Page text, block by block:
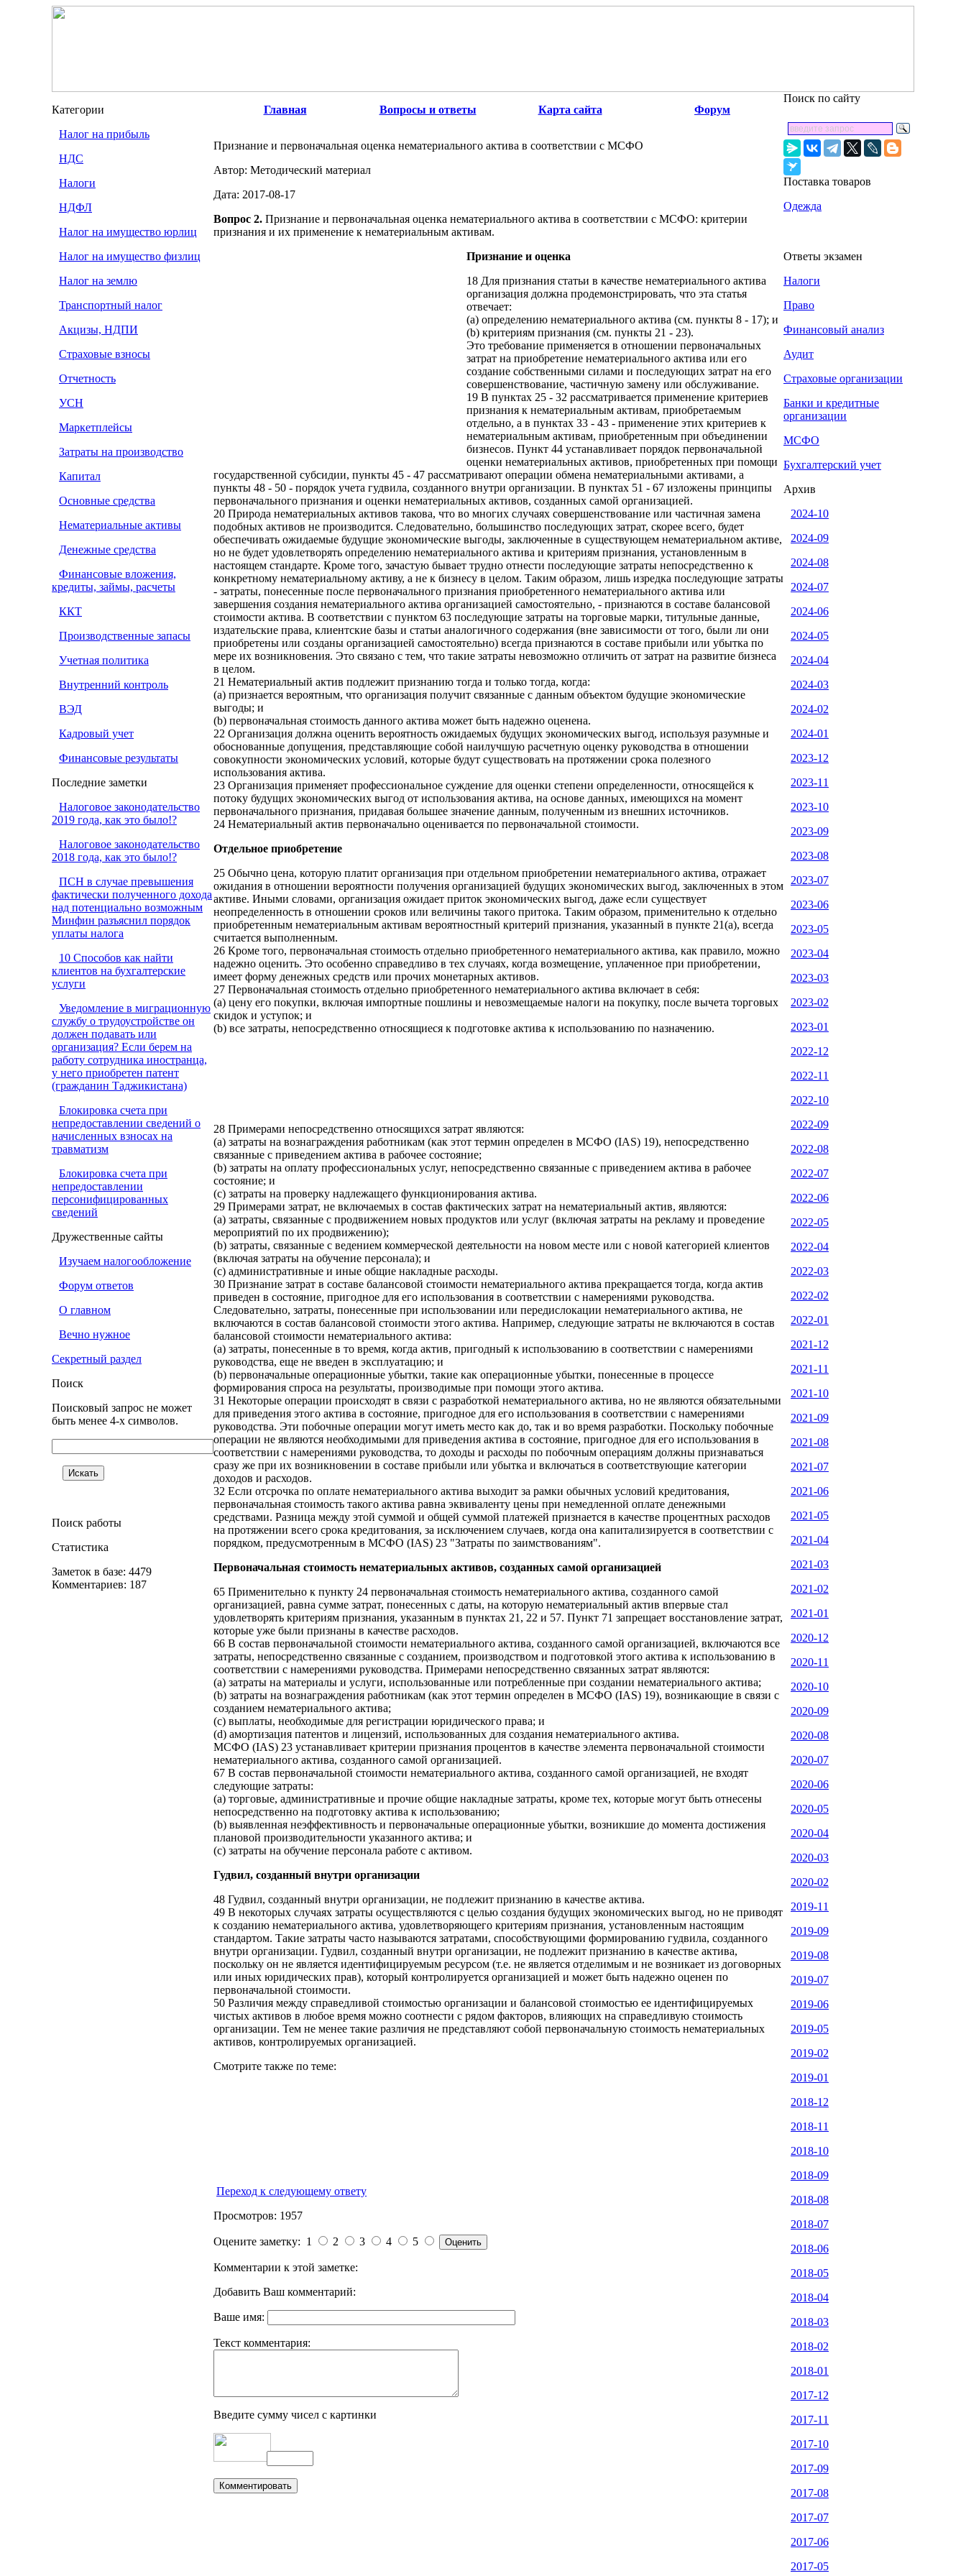
Категории
Налог на прибыль
НДС
Налоги
НДФЛ
Налог на имущество юрлиц
Налог на имущество физлиц
Налог на землю
Транспортный налог
Акцизы, НДПИ
Страховые взносы
Отчетность
УСН
Маркетплейсы
Затраты на производство
Капитал
Основные средства
Нематериальные активы
Денежные средства
Финансовые вложения,
кредиты, займы, расчеты
ККТ
Производственные запасы
Учетная политика
Внутренний контроль
ВЭД
Кадровый учет
Финансовые результаты
Последние заметки
Налоговое законодательство
2019 года, как это было!?
Налоговое законодательство
2018 года, как это было!?
ПСН в случае превышения
фактически полученного дохода
над потенциально возможным
Минфин разъяснил порядок
уплаты налога
10 Способов как найти
клиентов на бухгалтерские
услуги
Уведомление в миграционную
службу о трудоустройстве он
должен подавать или
организация? Если берем на
работу сотрудника иностранца,
у него приобретен патент
(гражданин Таджикистана)
Блокировка счета при
непредоставлении сведений о
начисленных взносах на
травматизм
Блокировка счета при
непредоставлении
персонифицированных
сведений
Дружественные сайты
Изучаем налогообложение
Форум ответов
О главном
Вечно нужное
Секретный раздел
Поиск
Поисковый запрос не может
быть менее 4-х символов.
Поиск работы
Статистика
Заметок в базе: 4479
Комментариев: 187
Главная Вопросы и ответы Карта сайта Форум
Признание и первоначальная оценка нематериального актива в соответствии с МСФО
Автор: Методический материал
Дата: 2017-08-17
Вопрос 2. Признание и первоначальная оценка нематериального актива в соответствии с МСФО: критерии
признания и их применение к нематериальным активам.
Признание и оценка
18 Для признания статьи в качестве нематериального актива
организация должна продемонстрировать, что эта статья
отвечает:
(a) определению нематериального актива (см. пункты 8 - 17); и
(b) критериям признания (см. пункты 21 - 23).
Это требование применяется в отношении первоначальных
затрат на приобретение нематериального актива или его
создание собственными силами и последующих затрат на его
совершенствование, частичную замену или обслуживание.
19 В пунктах 25 - 32 рассматривается применение критериев
признания к нематериальным активам, приобретаемым
отдельно, а в пунктах 33 - 43 - применение этих критериев к
нематериальным активам, приобретенным при объединении
бизнесов. Пункт 44 устанавливает порядок первоначальной
оценки нематериальных активов, приобретенных при помощи
государственной субсидии, пункты 45 - 47 рассматривают операции обмена нематериальными активами, а
пункты 48 - 50 - порядок учета гудвила, созданного внутри организации. В пунктах 51 - 67 изложены принципы
первоначального признания и оценки нематериальных активов, созданных самой организацией.
20 Природа нематериальных активов такова, что во многих случаях совершенствование или частичная замена
подобных активов не производится. Следовательно, большинство последующих затрат, скорее всего, будет
обеспечивать ожидаемые будущие экономические выгоды, заключенные в существующем нематериальном активе,
но не будет удовлетворять определению нематериального актива и критериям признания, установленным в
настоящем стандарте. Кроме того, зачастую бывает трудно отнести последующие затраты непосредственно к
конкретному нематериальному активу, а не к бизнесу в целом. Таким образом, лишь изредка последующие затраты
- затраты, понесенные после первоначального признания приобретенного нематериального актива или
завершения создания нематериального актива организацией самостоятельно, - признаются в составе балансовой
стоимости актива. В соответствии с пунктом 63 последующие затраты на торговые марки, титульные данные,
издательские права, клиентские базы и статьи аналогичного содержания (вне зависимости от того, были ли они
приобретены или созданы организацией самостоятельно) всегда признаются в составе прибыли или убытка по
мере их возникновения. Это связано с тем, что такие затраты невозможно отличить от затрат на развитие бизнеса
в целом.
21 Нематериальный актив подлежит признанию тогда и только тогда, когда:
(a) признается вероятным, что организация получит связанные с данным объектом будущие экономические
выгоды; и
(b) первоначальная стоимость данного актива может быть надежно оценена.
22 Организация должна оценить вероятность ожидаемых будущих экономических выгод, используя разумные и
обоснованные допущения, представляющие собой наилучшую расчетную оценку руководства в отношении
совокупности экономических условий, которые будут существовать на протяжении срока полезного
использования актива.
23 Организация применяет профессиональное суждение для оценки степени определенности, относящейся к
потоку будущих экономических выгод от использования актива, на основе данных, имеющихся на момент
первоначального признания, придавая большее значение данным, полученным из внешних источников.
24 Нематериальный актив первоначально оценивается по первоначальной стоимости.
Отдельное приобретение
25 Обычно цена, которую платит организация при отдельном приобретении нематериального актива, отражает
ожидания в отношении вероятности получения организацией будущих экономических выгод, заключенных в этом
активе. Иными словами, организация ожидает приток экономических выгод, даже если существует
неопределенность в отношении сроков или величины такого притока. Таким образом, применительно к отдельно
приобретенным нематериальным активам вероятностный критерий признания, указанный в пункте 21(a), всегда
считается выполненным.
26 Кроме того, первоначальная стоимость отдельно приобретенного нематериального актива, как правило, можно
надежно оценить. Это особенно справедливо в тех случаях, когда возмещение, уплаченное при приобретении,
имеет форму денежных средств или прочих монетарных активов.
27 Первоначальная стоимость отдельно приобретенного нематериального актива включает в себя:
(a) цену его покупки, включая импортные пошлины и невозмещаемые налоги на покупку, после вычета торговых
скидок и уступок; и
(b) все затраты, непосредственно относящиеся к подготовке актива к использованию по назначению.
28 Примерами непосредственно относящихся затрат являются:
(a) затраты на вознаграждения работникам (как этот термин определен в МСФО (IAS) 19), непосредственно
связанные с приведением актива в рабочее состояние;
(b) затраты на оплату профессиональных услуг, непосредственно связанные с приведением актива в рабочее
состояние; и
(c) затраты на проверку надлежащего функционирования актива.
29 Примерами затрат, не включаемых в состав фактических затрат на нематериальный актив, являются:
(a) затраты, связанные с продвижением новых продуктов или услуг (включая затраты на рекламу и проведение
мероприятий по их продвижению);
(b) затраты, связанные с ведением коммерческой деятельности на новом месте или с новой категорией клиентов
(включая затраты на обучение персонала); и
(c) административные и иные общие накладные расходы.
30 Признание затрат в составе балансовой стоимости нематериального актива прекращается тогда, когда актив
приведен в состояние, пригодное для его использования в соответствии с намерениями руководства.
Следовательно, затраты, понесенные при использовании или передислокации нематериального актива, не
включаются в состав балансовой стоимости этого актива. Например, следующие затраты не включаются в состав
балансовой стоимости нематериального актива:
(a) затраты, понесенные в то время, когда актив, пригодный к использованию в соответствии с намерениями
руководства, еще не введен в эксплуатацию; и
(b) первоначальные операционные убытки, такие как операционные убытки, понесенные в процессе
формирования спроса на результаты, производимые при помощи этого актива.
31 Некоторые операции происходят в связи с разработкой нематериального актива, но не являются обязательными
для приведения этого актива в состояние, пригодное для его использования в соответствии с намерениями
руководства. Эти побочные операции могут иметь место как до, так и во время разработки. Поскольку побочные
операции не являются необходимыми для приведения актива в состояние, пригодное для его использования в
соответствии с намерениями руководства, то доходы и расходы по побочным операциям должны признаваться
сразу же при их возникновении в составе прибыли или убытка и включаться в соответствующие категории
доходов и расходов.
32 Если отсрочка по оплате нематериального актива выходит за рамки обычных условий кредитования,
первоначальная стоимость такого актива равна эквиваленту цены при немедленной оплате денежными
средствами. Разница между этой суммой и общей суммой платежей признается в качестве процентных расходов
на протяжении всего срока кредитования, за исключением случаев, когда она капитализируется в соответствии с
порядком, предусмотренным в МСФО (IAS) 23 "Затраты по заимствованиям".
Первоначальная стоимость нематериальных активов, созданных самой организацией
65 Применительно к пункту 24 первоначальная стоимость нематериального актива, созданного самой
организацией, равна сумме затрат, понесенных с даты, на которую нематериальный актив впервые стал
удовлетворять критериям признания, указанным в пунктах 21, 22 и 57. Пункт 71 запрещает восстановление затрат,
которые уже были признаны в качестве расходов.
66 В состав первоначальной стоимости нематериального актива, созданного самой организацией, включаются все
затраты, непосредственно связанные с созданием, производством и подготовкой этого актива к использованию в
соответствии с намерениями руководства. Примерами непосредственно связанных затрат являются:
(a) затраты на материалы и услуги, использованные или потребленные при создании нематериального актива;
(b) затраты на вознаграждения работникам (как этот термин определен в МСФО (IAS) 19), возникающие в связи с
созданием нематериального актива;
(c) выплаты, необходимые для регистрации юридического права; и
(d) амортизация патентов и лицензий, использованных для создания нематериального актива.
МСФО (IAS) 23 устанавливает критерии признания процентов в качестве элемента первоначальной стоимости
нематериального актива, созданного самой организацией.
67 В состав первоначальной стоимости нематериального актива, созданного самой организацией, не входят
следующие затраты:
(a) торговые, административные и прочие общие накладные затраты, кроме тех, которые могут быть отнесены
непосредственно на подготовку актива к использованию;
(b) выявленная неэффективность и первоначальные операционные убытки, возникшие до момента достижения
плановой производительности указанного актива; и
(c) затраты на обучение персонала работе с активом.
Гудвил, созданный внутри организации
48 Гудвил, созданный внутри организации, не подлежит признанию в качестве актива.
49 В некоторых случаях затраты осуществляются с целью создания будущих экономических выгод, но не приводят
к созданию нематериального актива, удовлетворяющего критериям признания, установленным настоящим
стандартом. Такие затраты часто называются затратами, способствующими формированию гудвила, созданного
внутри организации. Гудвил, созданный внутри организации, не подлежит признанию в качестве актива,
поскольку он не является идентифицируемым ресурсом (т.е. не является отделимым и не возникает из договорных
или иных юридических прав), который контролируется организацией и может быть надежно оценен по
первоначальной стоимости.
50 Различия между справедливой стоимостью организации и балансовой стоимостью ее идентифицируемых
чистых активов в любое время можно соотнести с рядом факторов, влияющих на справедливую стоимость
организации. Тем не менее такие различия не представляют собой первоначальную стоимость нематериальных
активов, контролируемых организацией.
Смотрите также по теме:
Переход к следующему ответу
Просмотров: 1957
Оцените заметку: 1 2 3 4 5
Комментарии к этой заметке:
Добавить Ваш комментарий:
Ваше имя:
Текст комментария:
Введите сумму чисел с картинки
Поиск по сайту
Поставка товаров
Одежда
Ответы экзамен
Налоги
Право
Финансовый анализ
Аудит
Страховые организации
Банки и кредитные
организации
МСФО
Бухгалтерский учет
Архив
2024-10
2024-09
2024-08
2024-07
2024-06
2024-05
2024-04
2024-03
2024-02
2024-01
2023-12
2023-11
2023-10
2023-09
2023-08
2023-07
2023-06
2023-05
2023-04
2023-03
2023-02
2023-01
2022-12
2022-11
2022-10
2022-09
2022-08
2022-07
2022-06
2022-05
2022-04
2022-03
2022-02
2022-01
2021-12
2021-11
2021-10
2021-09
2021-08
2021-07
2021-06
2021-05
2021-04
2021-03
2021-02
2021-01
2020-12
2020-11
2020-10
2020-09
2020-08
2020-07
2020-06
2020-05
2020-04
2020-03
2020-02
2019-11
2019-09
2019-08
2019-07
2019-06
2019-05
2019-02
2019-01
2018-12
2018-11
2018-10
2018-09
2018-08
2018-07
2018-06
2018-05
2018-04
2018-03
2018-02
2018-01
2017-12
2017-11
2017-10
2017-09
2017-08
2017-07
2017-06
2017-05